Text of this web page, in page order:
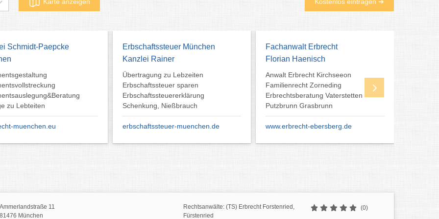
München
Rainer
zu Lebzeiten
sparen
Nießbrauch
muenchen.de
Fachanwalt Erbrecht
Florian Haenisch
Anwalt Erbrecht Kirchseeon
Familienrecht Zorneding
Erbrechtsberatung Vaterstetten
Putzbrunn Grasbrunn
www.erbrecht-ebersberg.de
Immobilienmakler Trudering
Immobilie geerbt?
Wir helfen. Wertermittlung?
Auszahlung der Miterben?
Einvernehmlicher Verkauf?
Teilungsversteigerung? Nutzen
Sie unsere jahrelange Erfahrung
Ammerlandstraße 11
81476 München
Rechtsanwälte: (TS) Erbrecht Forstenried,
Fürstenried
(0)